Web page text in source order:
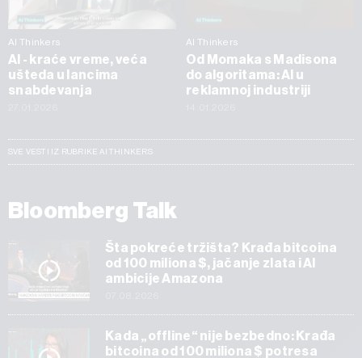
AI Thinkers
AI - kraće vreme, veća
ušteda u lancima
snabdevanja
AI Thinkers
Od Momaka s Madisona
do algoritama: AI u
reklamnoj industriji
SVE VESTI IZ RUBRIKE AI THINKERS
Bloomberg Talk
Šta pokreće tržišta? Krađa bitcoina
od 100 miliona $, jačanje zlata i AI
ambicije Amazona
Kada „offline“ nije bezbedno: Krađa
bitcoina od 100 miliona $ potresa